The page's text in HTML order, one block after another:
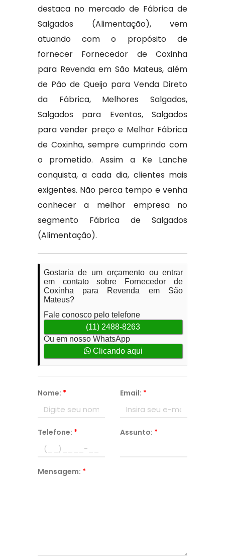
destaca no mercado de Fábrica de
Salgados (Alimentação), vem
atuando com o propósito de
fornecer Fornecedor de Coxinha
para Revenda em São Mateus, além
de Pão de Queijo para Venda Direto
da Fábrica, Melhores Salgados,
Salgados para Eventos, Salgados
para vender preço e Melhor Fábrica
de Coxinha, sempre cumprindo com
o prometido. Assim a Ke Lanche
conquista, a cada dia, clientes mais
exigentes. Não perca tempo e venha
conhecer a melhor empresa no
segmento Fábrica de Salgados
(Alimentação).
Gostaria de um orçamento ou entrar
em contato sobre Fornecedor de
Coxinha para Revenda em São
Mateus?
Fale conosco pelo telefone
(11) 2488-8263
Ou em nosso WhatsApp
Clicando aqui
Nome: * Email: *
Telefone: * Assunto: *
Mensagem: *